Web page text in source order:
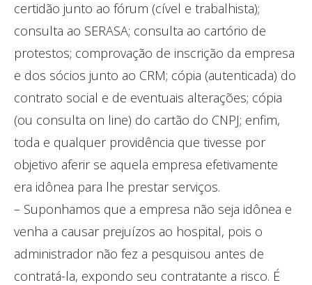
certidão junto ao fórum (cível e trabalhista);
consulta ao SERASA; consulta ao cartório de
protestos; comprovação de inscrição da empresa
e dos sócios junto ao CRM; cópia (autenticada) do
contrato social e de eventuais alterações; cópia
(ou consulta on line) do cartão do CNPJ; enfim,
toda e qualquer providência que tivesse por
objetivo aferir se aquela empresa efetivamente
era idônea para lhe prestar serviços.
– Suponhamos que a empresa não seja idônea e
venha a causar prejuízos ao hospital, pois o
administrador não fez a pesquisou antes de
contratá-la, expondo seu contratante a risco. É